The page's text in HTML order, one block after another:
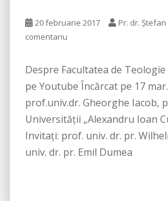
20 februarie 2017 Pr. dr. Ștefan
comentariu
Despre Facultatea de
pe Youtube Încărcat pe 17
prof.univ.dr. Gheorghe Iacob,
Universităţii „Alexandru Ioan
Invitați: prof. univ. dr. pr.
univ. dr. pr. Emil Dumea